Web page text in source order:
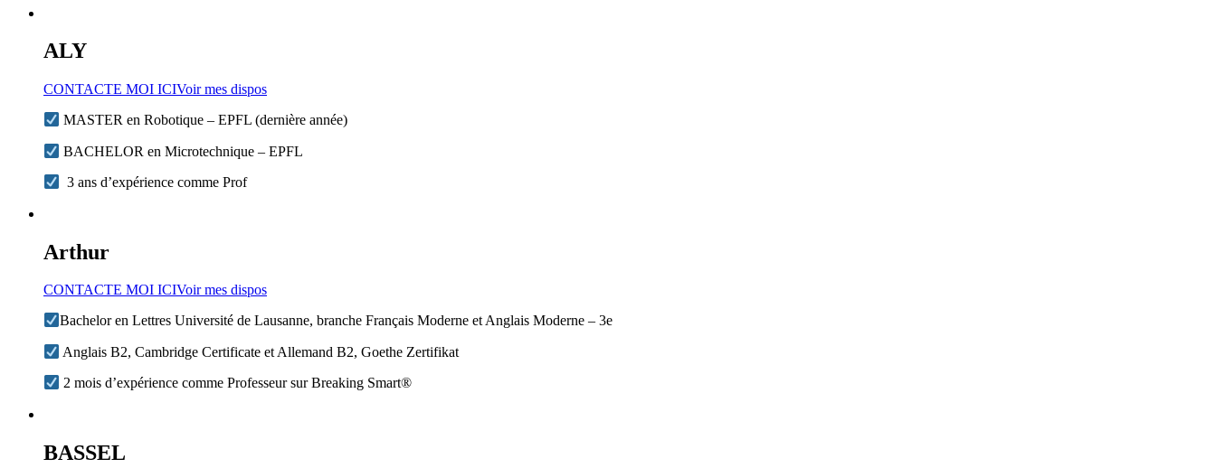
ALY
CONTACTE MOI ICIVoir mes dispos
MASTER en Robotique – EPFL (dernière année)
BACHELOR en Microtechnique – EPFL
3 ans d’expérience comme Prof
Arthur
CONTACTE MOI ICIVoir mes dispos
Bachelor en Lettres Université de Lausanne, branche Français Moderne et Anglais Moderne – 3e
Anglais B2, Cambridge Certificate et Allemand B2, Goethe Zertifikat
2 mois d’expérience comme Professeur sur Breaking Smart®
BASSEL